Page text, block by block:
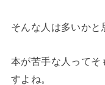
そんな人は多いかと
本が苦手な人ってそ
すよね。